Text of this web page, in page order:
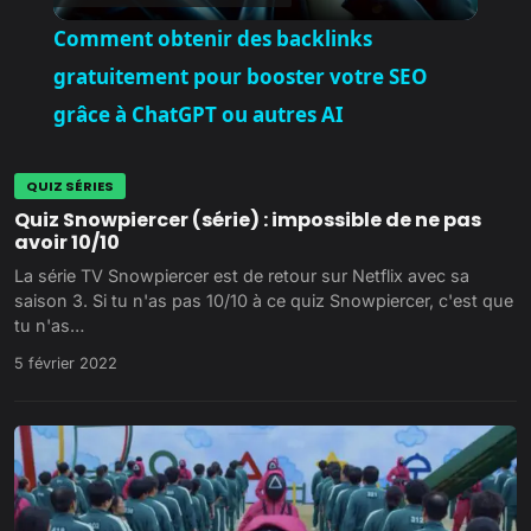
a
V
i
e
o
Comment obtenir des backlinks
gratuitement pour booster votre SEO
grâce à ChatGPT ou autres AI
QUIZ SÉRIES
Quiz Snowpiercer (série) : impossible de ne pas
avoir 10/10
La série TV Snowpiercer est de retour sur Netflix avec sa
saison 3. Si tu n'as pas 10/10 à ce quiz Snowpiercer, c'est que
tu n'as…
5 février 2022